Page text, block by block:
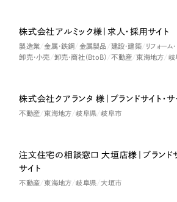
株式会社アルミック様｜求人・採用サイト
製造業 金属・鉄鋼 金属製品 建設・建築
リフォーム
卸売・小売
卸売・商社（BtoB） 不動産 東海地方 岐
株式会社クアランタ 様｜ブランドサイト・
不動産 東海地方 岐阜県 岐阜市
注文住宅の相談窓口 大垣店様｜ブランド
サイト
不動産 東海地方 岐阜県 大垣市